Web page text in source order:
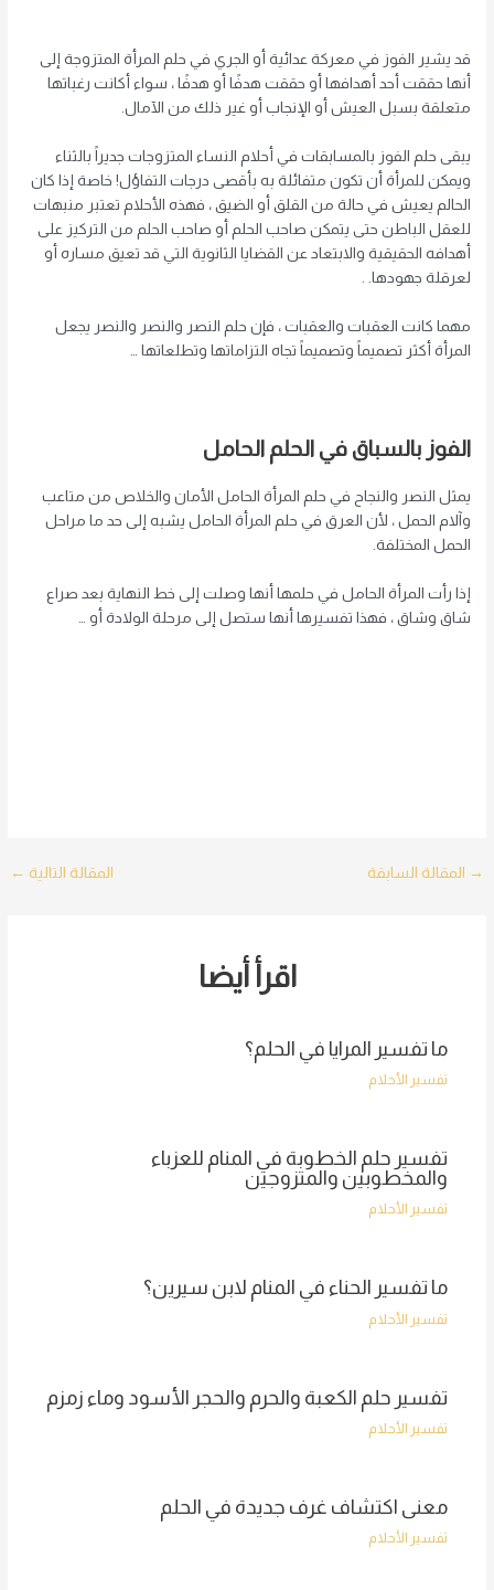
قد يشير الفوز في معركة عدائية أو الجري في حلم المرأة المتزوجة إلى
أنها حققت أحد أهدافها أو حققت هدفًا أو هدفًا ، سواء أكانت رغباتها
متعلقة بسبل العيش أو الإنجاب أو غير ذلك من الآمال.
يبقى حلم الفوز بالمسابقات في أحلام النساء المتزوجات جديراً بالثناء
ويمكن للمرأة أن تكون متفائلة به بأقصى درجات التفاؤل! خاصة إذا كان
الحالم يعيش في حالة من القلق أو الضيق ، فهذه الأحلام تعتبر منبهات
للعقل الباطن حتى يتمكن صاحب الحلم أو صاحب الحلم من التركيز على
أهدافه الحقيقية والابتعاد عن القضايا الثانوية التي قد تعيق مساره أو
لعرقلة جهودها. .
مهما كانت العقبات والعقبات ، فإن حلم النصر والنصر والنصر يجعل
المرأة أكثر تصميماً وتصميماً تجاه التزاماتها وتطلعاتها …
الفوز بالسباق في الحلم الحامل
يمثل النصر والنجاح في حلم المرأة الحامل الأمان والخلاص من متاعب
وآلام الحمل ، لأن العرق في حلم المرأة الحامل يشبه إلى حد ما مراحل
الحمل المختلفة.
إذا رأت المرأة الحامل في حلمها أنها وصلت إلى خط النهاية بعد صراع
شاق وشاق ، فهذا تفسيرها أنها ستصل إلى مرحلة الولادة أو …
Post
→ المقالة السابقة المقالة التالية ←
اقرأ أيضا
ما تفسير المرايا في الحلم؟
تفسير الأحلام
تفسير حلم الخطوبة في المنام للعزباء
والمخطوبين والمتزوجين
تفسير الأحلام
ما تفسير الحناء في المنام لابن سيرين؟
تفسير الأحلام
تفسير حلم الكعبة والحرم والحجر الأسود وماء زمزم
تفسير الأحلام
معنى اكتشاف غرف جديدة في الحلم
تفسير الأحلام